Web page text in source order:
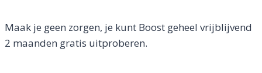
Maak je geen zorgen, je kunt Boost geheel vrijblijvend
2 maanden gratis uitproberen.